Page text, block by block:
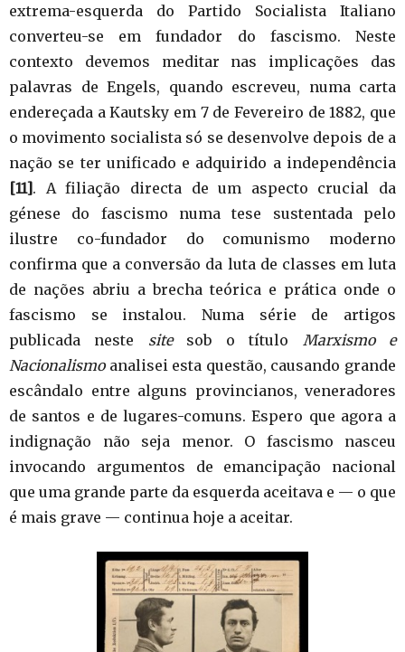
extrema-esquerda do Partido Socialista Italiano
converteu-se em fundador do fascismo. Neste
contexto devemos meditar nas implicações das
palavras de Engels, quando escreveu, numa carta
endereçada a Kautsky em 7 de Fevereiro de 1882, que
o movimento socialista só se desenvolve depois de a
nação se ter unificado e adquirido a independência
[11]. A filiação directa de um aspecto crucial da
génese do fascismo numa tese sustentada pelo
ilustre co-fundador do comunismo moderno
confirma que a conversão da luta de classes em luta
de nações abriu a brecha teórica e prática onde o
fascismo se instalou. Numa série de artigos
publicada neste sitesob o título Marxismo e
Nacionalismoanalisei esta questão, causando grande
escândalo entre alguns provincianos, veneradores
de santos e de lugares-comuns. Espero que agora a
indignação não seja menor. O fascismo nasceu
invocando argumentos de emancipação nacional
que uma grande parte da esquerda aceitava e — o que
é mais grave — continua hoje a aceitar.